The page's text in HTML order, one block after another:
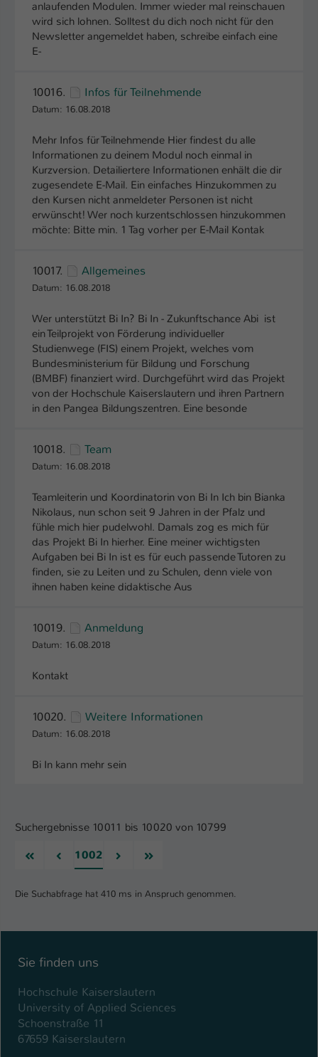
anlaufenden Modulen. Immer wieder mal reinschauen
wird sich lohnen. Solltest du dich noch nicht für den
Newsletter angemeldet haben, schreibe einfach eine
E-
10016. Infos für Teilnehmende
Datum: 16.08.2018
Mehr Infos für Teilnehmende Hier findest du alle
Informationen zu deinem Modul noch einmal in
Kurzversion. Detailiertere Informationen enhält die dir
zugesendete E-Mail. Ein einfaches Hinzukommen zu
den Kursen nicht anmeldeter Personen ist nicht
erwünscht! Wer noch kurzentschlossen hinzukommen
möchte: Bitte min. 1 Tag vorher per E-Mail Kontak
10017. Allgemeines
Datum: 16.08.2018
Wer unterstützt Bi In? Bi In - Zukunftschance Abi ist
ein Teilprojekt von Förderung individueller
Studienwege (FIS) einem Projekt, welches vom
Bundesministerium für Bildung und Forschung
(BMBF) finanziert wird. Durchgeführt wird das Projekt
von der Hochschule Kaiserslautern und ihren Partnern
in den Pangea Bildungszentren. Eine besonde
10018. Team
Datum: 16.08.2018
Teamleiterin und Koordinatorin von Bi In Ich bin Bianka
Nikolaus, nun schon seit 9 Jahren in der Pfalz und
fühle mich hier pudelwohl. Damals zog es mich für
das Projekt Bi In hierher. Eine meiner wichtigsten
Aufgaben bei Bi In ist es für euch passende Tutoren zu
finden, sie zu Leiten und zu Schulen, denn viele von
ihnen haben keine didaktische Aus
10019. Anmeldung
Datum: 16.08.2018
Kontakt
10020. Weitere Informationen
Datum: 16.08.2018
Bi In kann mehr sein
Suchergebnisse 10011 bis 10020 von 10799
Erste
Vorherige
1002 NächsteLetzte
Die Suchabfrage hat 410 ms in Anspruch genommen.
Sie finden uns
Hochschule Kaiserslautern
University of Applied Sciences
Schoenstraße 11
67659 Kaiserslautern